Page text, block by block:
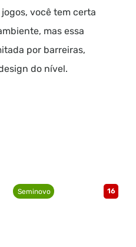
você tem certa
mas essa
por barreiras,
do nível.
Seminovo 16